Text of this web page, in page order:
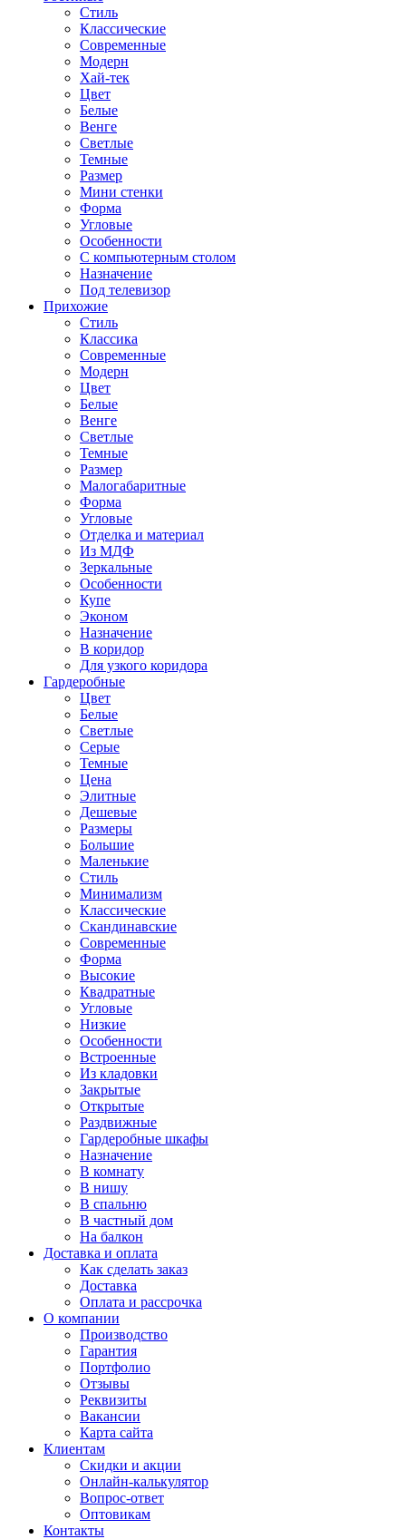
Стиль
Классические
Современные
Модерн
Хай-тек
Цвет
Белые
Венге
Светлые
Темные
Размер
Мини стенки
Форма
Угловые
Особенности
С компьютерным столом
Назначение
Под телевизор
Прихожие
Стиль
Классика
Современные
Модерн
Цвет
Белые
Венге
Светлые
Темные
Размер
Малогабаритные
Форма
Угловые
Отделка и материал
Из МДФ
Зеркальные
Особенности
Купе
Эконом
Назначение
В коридор
Для узкого коридора
Гардеробные
Цвет
Белые
Светлые
Серые
Темные
Цена
Элитные
Дешевые
Размеры
Большие
Маленькие
Стиль
Минимализм
Классические
Скандинавские
Современные
Форма
Высокие
Квадратные
Угловые
Низкие
Особенности
Встроенные
Из кладовки
Закрытые
Открытые
Раздвижные
Гардеробные шкафы
Назначение
В комнату
В нишу
В спальню
В частный дом
На балкон
Доставка и оплата
Как сделать заказ
Доставка
Оплата и рассрочка
О компании
Производство
Гарантия
Портфолио
Отзывы
Реквизиты
Вакансии
Карта сайта
Клиентам
Скидки и акции
Онлайн-калькулятор
Вопрос-ответ
Оптовикам
Контакты